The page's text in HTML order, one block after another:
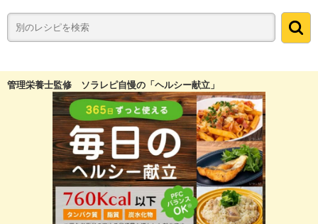
管理栄養士監修 ソラレピ自慢の「ヘルシー献立」